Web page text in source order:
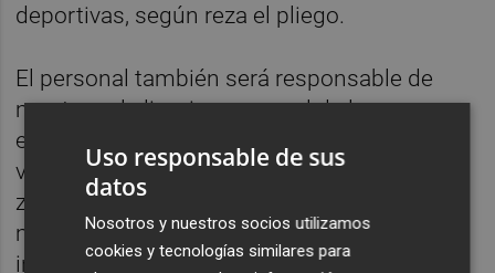
deportivas, según reza el pliego.
El personal también será responsable de
mantener la limpieza general de los
espacios, prestando especial atención a
vestuarios, aseos, duchas, gradas, pasillos y
zonas comunes. Además, se realizará el
mantenimiento y conservación tanto del
interior como del entorno exterior de las
Uso responsable de sus
datos
Nosotros y nuestros socios utilizamos
cookies y tecnologías similares para